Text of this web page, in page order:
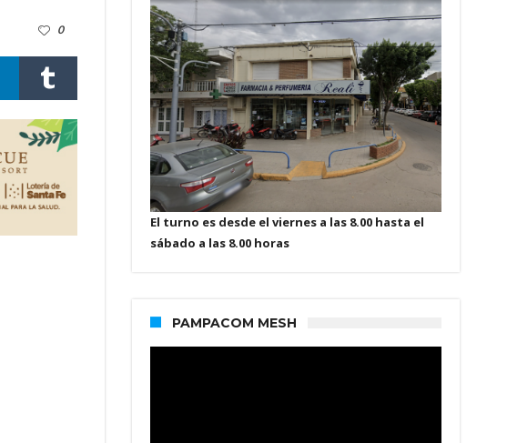
0
El turno es desde el viernes a las 8.00 hasta el
sábado a las 8.00 horas
PAMPACOM MESH